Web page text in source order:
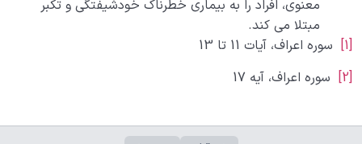
معنوی، افراد را به بیماری خطرناک خودشیفتگی و تکبر
مبتلا می کند.
[1]
سوره اعراف، آیات 11 تا 13
[2]
سوره اعراف، آیه 17